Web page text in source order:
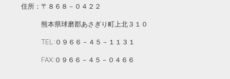
住所：〒８６８－０４２２
熊本県球磨郡あさぎり町上北３１０
TEL:０９６６－４５－１１３１
FAX:０９６６－４５－０４６６